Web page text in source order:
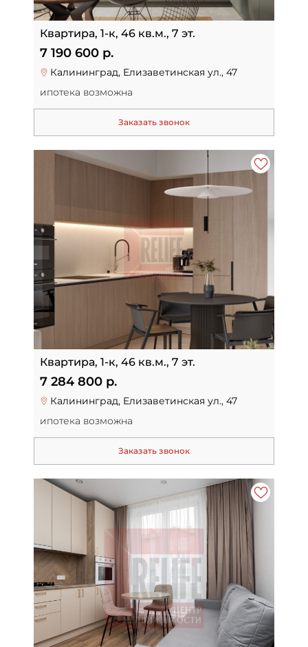
Квартира, 1-к, 46 кв.м., 7 эт.
7 190 600 р.
Калининград, Елизаветинская ул., 47
ипотека возможна
Заказать звонок
Квартира, 1-к, 46 кв.м., 7 эт.
7 284 800 р.
Калининград, Елизаветинская ул., 47
ипотека возможна
Заказать звонок